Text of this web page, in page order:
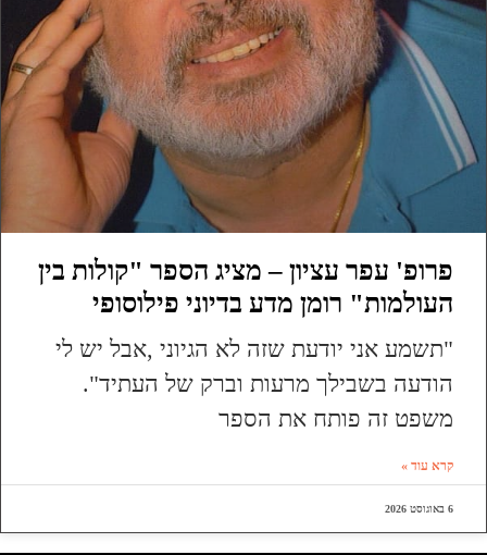
פרופ' עפר עציון – מציג הספר "קולות בין
העולמות" רומן מדע בדיוני פילוסופי
"תשמע אני יודעת שזה לא הגיוני ,אבל יש לי
הודעה בשבילך מרעות וברק של העתיד".
משפט זה פותח את הספר
קרא עוד »
6 באוגוסט 2026